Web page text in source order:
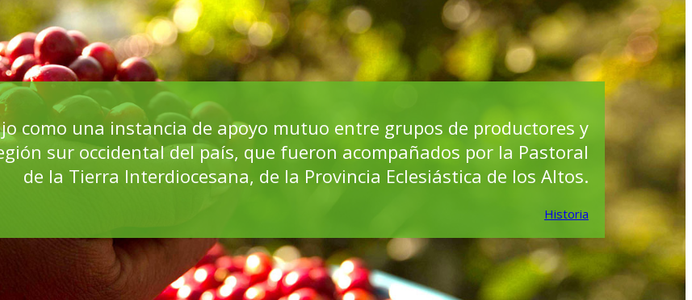
como una instancia de apoyo mutuo entre grupos de productores y
sur occidental del país, que fueron acompañados por la Pastoral
de la Tierra Interdiocesana, de la Provincia Eclesiástica de los Altos.
Historia